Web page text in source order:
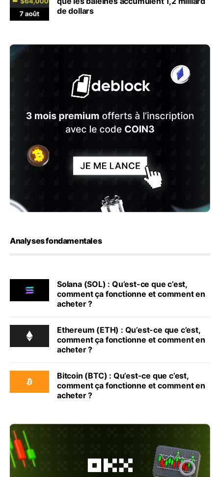
de dollars
Analyses fondamentales
Solana (SOL) : Qu’est-ce que c’est,
comment ça fonctionne et comment en
acheter ?
Ethereum (ETH) : Qu’est-ce que c’est,
comment ça fonctionne et comment en
acheter ?
Bitcoin (BTC) : Qu’est-ce que c’est,
comment ça fonctionne et comment en
acheter ?